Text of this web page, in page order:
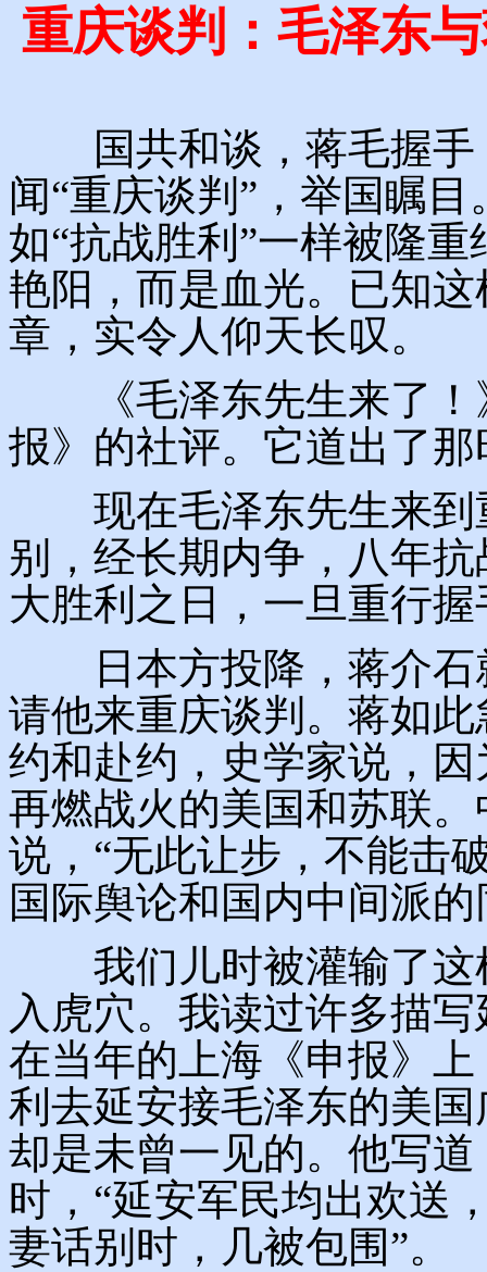
重庆谈判：毛泽东
国共和谈，蒋毛握手
闻“重庆谈判”，举国瞩
如“抗战胜利”一样被隆
艳阳，而是血光。已知
章，实令人仰天长叹。
《毛泽东先生来了！
报》的社评。它道出了
现在毛泽东先生来到
别，经长期内争，八年
大胜利之日，一旦重行
日本方投降，蒋介石
请他来重庆谈判。蒋如
约和赴约，史学家说，
再燃战火的美国和苏联
说，“无此让步，不能击
国际舆论和国内中间派的
我们儿时被灌输了这
入虎穴。我读过许多描
在当年的上海《申报》
利去延安接毛泽东的美
却是未曾一见的。他写
时，“延安军民均出欢送
妻话别时，几被包围”。